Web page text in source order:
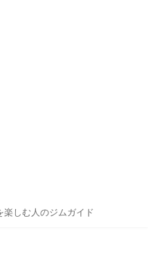
楽しむ人のジムガイド